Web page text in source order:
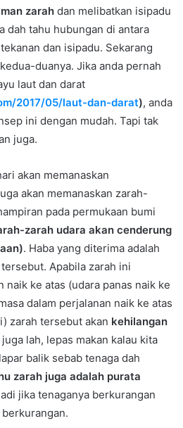
zarah dan melibatkan isipadu
dah tahu hubungan di antara
dan isipadu. Sekarang
duanya. Jika anda pernah
laut dan darat
2017/05/laut-dan-darat), anda
ini dengan mudah. Tapi tak
juga.
akan memanaskan
akan memanaskan zarah-
pada permukaan bumi
zarah udara akan cenderung
. Haba yang diterima adalah
Apabila zarah ini
naik ke atas (udara panas naik ke
dalam perjalanan naik ke atas
zarah tersebut akan kehilangan
lah, lepas makan kalau kita
balik sebab tenaga dah
zarah juga adalah purata
jika tenaganya berkurangan